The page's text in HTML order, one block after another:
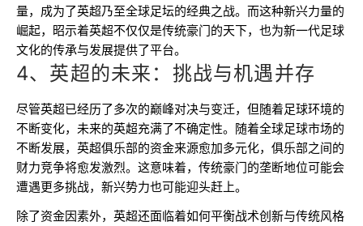
量，成为了英超乃至全球足坛的经典之战。而这种新兴力量的
崛起，昭示着英超不仅仅是传统豪门的天下，也为新一代足球
文化的传承与发展提供了平台。
4、英超的未来：挑战与机遇并存
尽管英超已经历了多次的巅峰对决与变迁，但随着足球环境的
不断变化，未来的英超充满了不确定性。随着全球足球市场的
不断发展，英超俱乐部的资金来源愈加多元化，俱乐部之间的
财力竞争将愈发激烈。这意味着，传统豪门的垄断地位可能会
遭遇更多挑战，新兴势力也可能迎头赶上。
除了资金因素外，英超还面临着如何平衡战术创新与传统风格